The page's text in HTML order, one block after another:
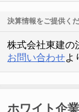
決算情報をご提供く
株式会社東建の
お問い合わせよ
ホワイト企